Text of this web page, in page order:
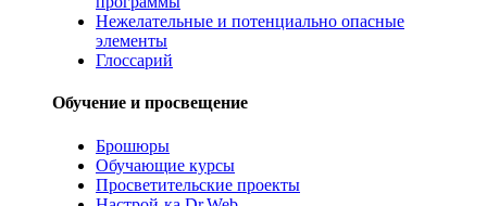
Нежелательные и потенциально опасные
элементы
Глоссарий
Обучение и просвещение
Брошюры
Обучающие курсы
Просветительские проекты